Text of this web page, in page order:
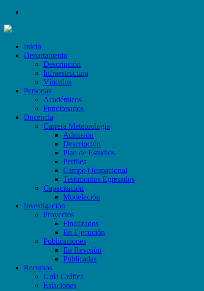
Inicio
Departamento
Descripción
Infraestructura
Vínculos
Personas
Académicos
Funcionarios
Docencia
Carrera Meteorología
Admisión
Descripción
Plan de Estudios
Perfiles
Campo Ocupacional
Testimonios Egresados
Capacitación
Modelación
Investigación
Proyectos
Finalizados
En Ejecución
Publicaciones
En Revisión
Publicadas
Recursos
Guía Gráfica
Estaciones